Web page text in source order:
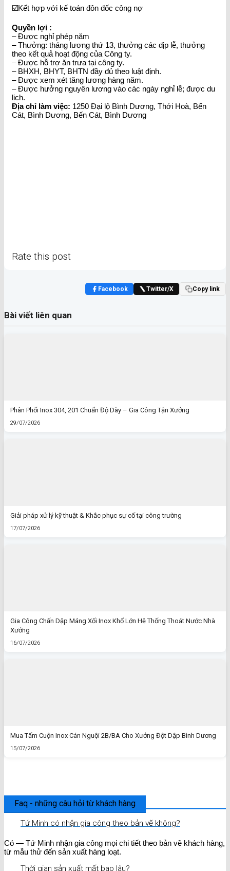
☑️Kết hợp với kế toán đôn đốc công nợ
Quyền lợi :
– Được nghỉ phép năm
– Thưởng: tháng lương thứ 13, thưởng các dịp lễ, thưởng
theo kết quả hoạt động của Công ty.
– Được hỗ trợ ăn trưa tại công ty.
– BHXH, BHYT, BHTN đầy đủ theo luật định.
– Được xem xét tăng lương hàng năm.
– Được hưởng nguyên lương vào các ngày nghỉ lễ; được du
lịch.
Địa chỉ làm việc: 1250 Đại lộ Bình Dương, Thới Hoà, Bến
Cát, Bình Dương, Bến Cát, Bình Dương
Rate this post
Facebook Twitter/X Copy link
Bài viết liên quan
Phân Phối Inox 304, 201 Chuẩn Độ Dày – Gia Công Tận Xưởng
29/07/2026
Giải pháp xử lý kỹ thuật & Khắc phục sự cố tại công trường
17/07/2026
Gia Công Chấn Dập Máng Xối Inox Khổ Lớn Hệ Thống Thoát Nước Nhà
Xưởng
16/07/2026
Mua Tấm Cuộn Inox Cán Nguội 2B/BA Cho Xưởng Đột Dập Bình Dương
15/07/2026
Faq - những câu hỏi từ khách hàng
Tứ Minh có nhận gia công theo bản vẽ không?
Có — Tứ Minh nhận gia công mọi chi tiết theo bản vẽ khách hàng,
từ mẫu thử đến sản xuất hàng loạt.
Thời gian sản xuất mất bao lâu?